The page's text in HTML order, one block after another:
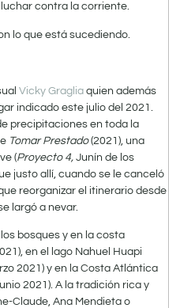
contra la corriente.
lo que está sucediendo.
Vicky Graglia quien además
indicado este julio del 2021.
precipitaciones en toda la
Tomar Prestado(2021), una
(Proyecto 4, Junín de los
justo allí, cuando se le canceló
reorganizar el itinerario desde
largó a nevar.
bosques y en la costa
en el lago Nahuel Huapi
2021) y en la Costa Atlántica
2021). A la tradición rica y
Claude, Ana Mendieta o